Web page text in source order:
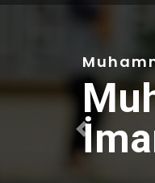
Önceki